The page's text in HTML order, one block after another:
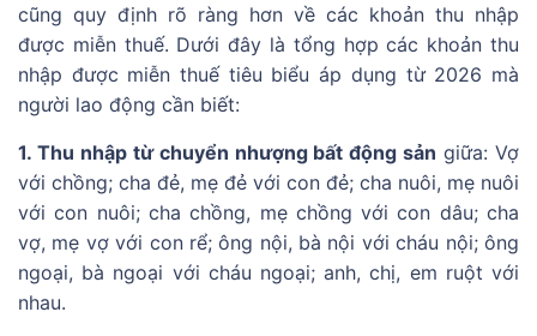
cũng quy định rõ ràng hơn về các khoản thu nhập
được miễn thuế. Dưới đây là tổng hợp các khoản thu
nhập được miễn thuế tiêu biểu áp dụng từ 2026 mà
người lao động cần biết:
1. Thu nhập từ chuyển nhượng bất động sản giữa: Vợ
với chồng; cha đẻ, mẹ đẻ với con đẻ; cha nuôi, mẹ nuôi
với con nuôi; cha chồng, mẹ chồng với con dâu; cha
vợ, mẹ vợ với con rể; ông nội, bà nội với cháu nội; ông
ngoại, bà ngoại với cháu ngoại; anh, chị, em ruột với
nhau.